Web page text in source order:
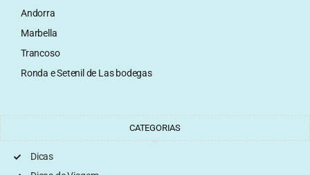
Andorra
Marbella
Trancoso
Ronda e Setenil de Las bodegas
CATEGORIAS
Dicas